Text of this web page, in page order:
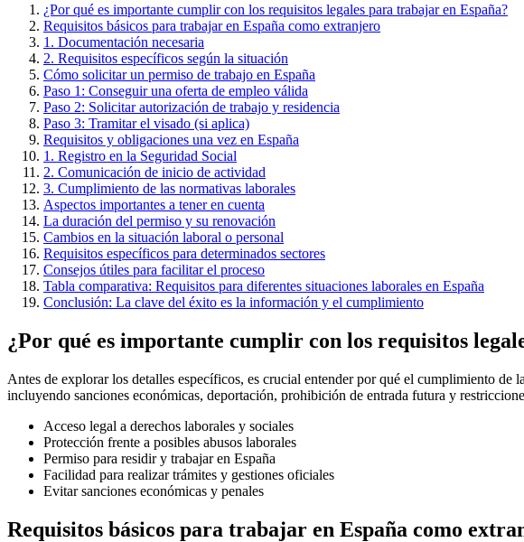
¿Por qué es importante cumplir con los requisitos legales para trabajar en España?
Requisitos básicos para trabajar en España como extranjero
1. Documentación necesaria
2. Requisitos específicos según la situación
Cómo solicitar un permiso de trabajo en España
Paso 1: Conseguir una oferta de empleo válida
Paso 2: Solicitar autorización de trabajo y residencia
Paso 3: Tramitar el visado (si aplica)
Requisitos y obligaciones una vez en España
1. Registro en la Seguridad Social
2. Comunicación de inicio de actividad
3. Cumplimiento de las normativas laborales
Aspectos importantes a tener en cuenta
La duración del permiso y su renovación
Cambios en la situación laboral o personal
Requisitos específicos para determinados sectores
Consejos útiles para facilitar el proceso
Tabla comparativa: Requisitos para diferentes situaciones laborales en España
Conclusión: La clave del éxito es la información y el cumplimiento
¿Por qué es importante cumplir con los requisitos
Antes de explorar los detalles específicos, es crucial entender por qué el cumplimiento de
incluyendo sanciones económicas, deportación, prohibición de entrada futura y
Acceso legal a derechos laborales y sociales
Protección frente a posibles abusos laborales
Permiso para residir y trabajar en España
Facilidad para realizar trámites y gestiones oficiales
Evitar sanciones económicas y penales
Requisitos básicos para trabajar en España como